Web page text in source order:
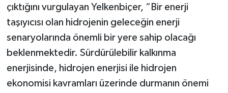
çıktığını vurgulayan Yelkenbiçer, “Bir enerji
taşıyıcısı olan hidrojenin geleceğin enerji
senaryolarında önemli bir yere sahip olacağı
beklenmektedir. Sürdürülebilir kalkınma
enerjisinde, hidrojen enerjisi ile hidrojen
ekonomisi kavramları üzerinde durmanın önemi